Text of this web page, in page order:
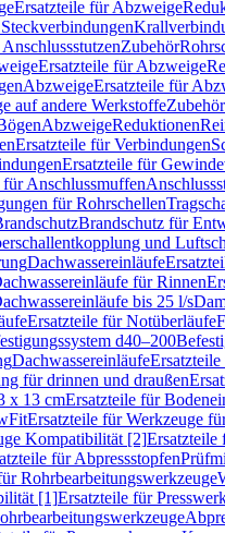
Ersatzteile für Abzweige
Zubehör
Ersatzteile für Abzweige
AbzweigeErsatzteile für
auf andere WerkstoffeZubehör
AbzweigeReduktionen
Ersatzteile für Verbindungen
Ersatzteile für
für Anschlussmuffen
für Rohrschellen
Brandschutz für
und
Dachwassereinläufe
für Rinnen
bis 25 l/s
Ersatzteile für Notüberläufe
d40–200
Dachwassereinläufe
für drinnen und draußen
x 13 cmErsatzteile für
Ersatzteile für Werkzeuge
Kompatibilität [2]Ersatzteile
für Abpressstopfen
Rohrbearbeitungswerkzeuge
[1]Ersatzteile für